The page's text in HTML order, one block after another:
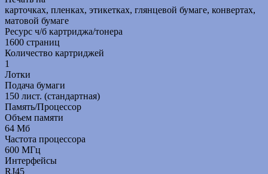
карточках, пленках, этикетках, глянцевой бумаге, конвертах,
матовой бумаге
Ресурс ч/б картриджа/тонера
1600 страниц
Количество картриджей
1
Лотки
Подача бумаги
150 лист. (стандартная)
Память/Процессор
Объем памяти
64 Мб
Частота процессора
600 МГц
Интерфейсы
RJ45